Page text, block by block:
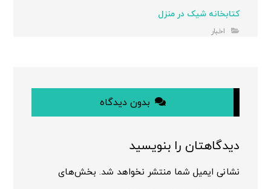
کتابخانه شیک در منزل
اخبار
بدون دیدگاه
دیدگاهتان را بنویسید
نشانی ایمیل شما منتشر نخواهد شد. بخش‌های